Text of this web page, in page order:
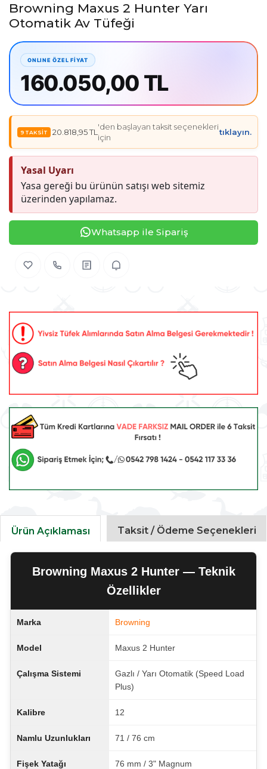
Browning Maxus 2 Hunter Yarı
Otomatik Av Tüfeği
160.050,00 TL
20.818,95 TL
'den başlayan taksit seçenekleri
için
tıklayın.
Yasal Uyarı
Yasa gereği bu ürünün satışı web sitemiz
üzerinden yapılamaz.
Whatsapp ile Sipariş
Ürün Açıklaması Taksit / Ödeme Seçenekleri
Browning Maxus 2 Hunter — Teknik
Özellikler
Marka Browning
Model Maxus 2 Hunter
Çalışma Sistemi
Gazlı / Yarı Otomatik (Speed Load
Plus)
Kalibre 12
Namlu Uzunlukları 71 / 76 cm
Fişek Yatağı 76 mm / 3" Magnum